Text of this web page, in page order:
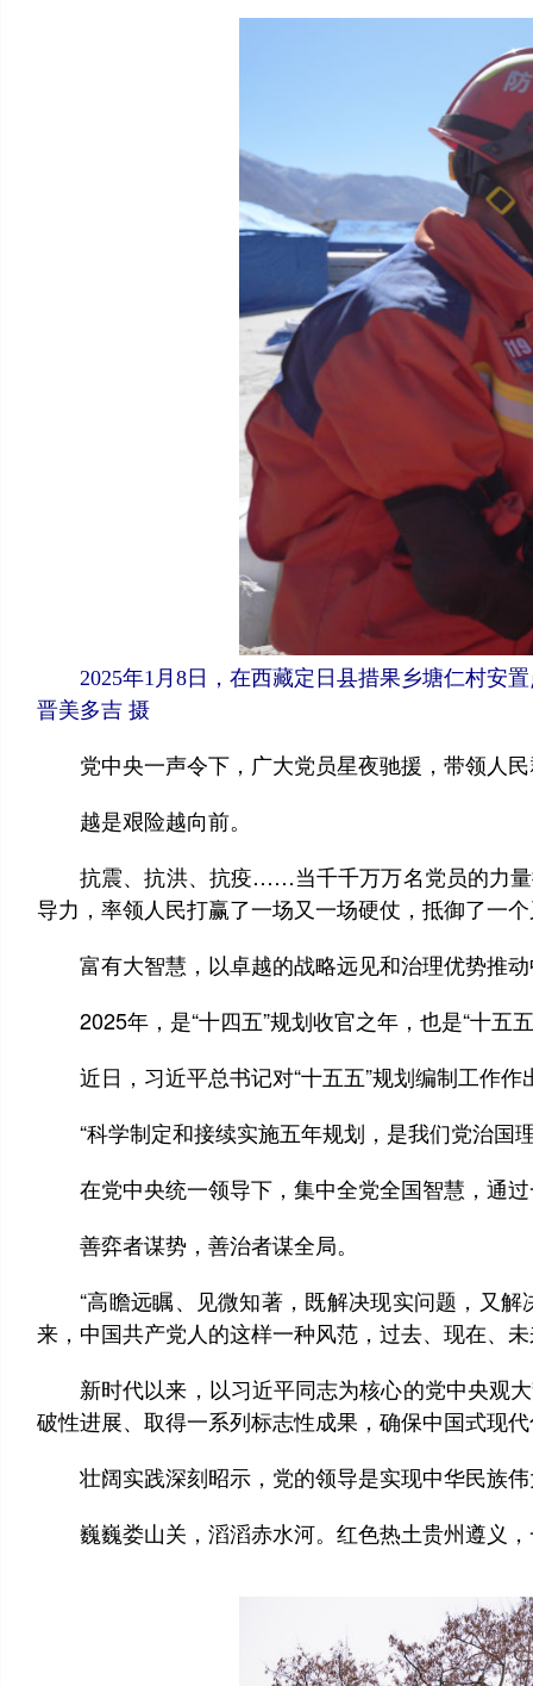
2025年1月8日，在西藏定日县措果乡塘仁村安置
晋美多吉 摄
党中央一声令下，广大党员星夜驰援，带领人民
越是艰险越向前。
抗震、抗洪、抗疫……当千千万万名党员的力量
导力，率领人民打赢了一场又一场硬仗，抵御了一
富有大智慧，以卓越的战略远见和治理优势推
2025年，是“十四五”规划收官之年，也是“十五
近日，习近平总书记对“十五五”规划编制工作作
“科学制定和接续实施五年规划，是我们党治国
在党中央统一领导下，集中全党全国智慧，通过
善弈者谋势，善治者谋全局。
“高瞻远瞩、见微知著，既解决现实问题，又解
来，中国共产党人的这样一种风范，过去、现在、
新时代以来，以习近平同志为核心的党中央观大
破性进展、取得一系列标志性成果，确保中国式现
壮阔实践深刻昭示，党的领导是实现中华民族伟
巍巍娄山关，滔滔赤水河。红色热土贵州遵义，